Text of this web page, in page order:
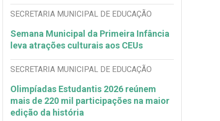
SECRETARIA MUNICIPAL DE EDUCAÇÃO
Semana Municipal da Primeira Infância
leva atrações culturais aos CEUs
SECRETARIA MUNICIPAL DE EDUCAÇÃO
Olimpíadas Estudantis 2026 reúnem
mais de 220 mil participações na maior
edição da história